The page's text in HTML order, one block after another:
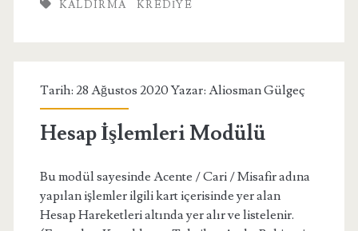
KALDIRMA KREDIYE
Tarih: 28 Ağustos 2020 Yazar: Aliosman Gülgeç
Hesap İşlemleri Modülü
Bu modül sayesinde Acente / Cari / Misafir adına
yapılan işlemler ilgili kart içerisinde yer alan
Hesap Hareketleri altında yer alır ve listelenir.